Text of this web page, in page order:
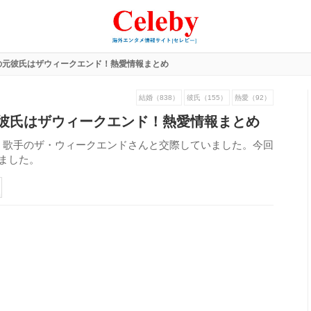
彼氏はザウィークエンド！熱愛情報まとめ
結婚（838） 彼氏（155） 熱愛（92）
氏はザウィークエンド！熱愛情報まとめ
手のザ・ウィークエンドさんと交際していました。今回
した。